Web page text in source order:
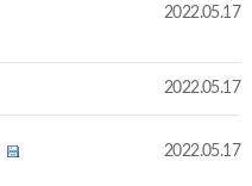
2022.05.17
2022.05.17
2022.05.17